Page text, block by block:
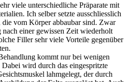
viele unterschiedliche Präparate mit
Ich selber setzte ausschliesslich
vom Körper abbaubar sind. Zwar
nach einer gewissen Zeit wiederholt
Filler sehr viele Vorteile gegenüber
kommt nur bei wenigen
wird durch das eingespritzte
lahmgelegt, der durch